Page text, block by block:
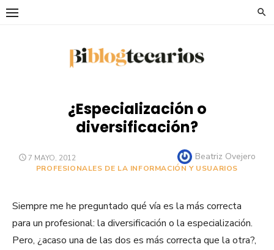
Saltar
¿Especialización o
diversificación?
PUBLICADO
7 MAYO, 2012 Autor
Beatriz Ovejero
PROFESIONALES DE LA INFORMACIÓN Y USUARIOS
Siempre me he preguntado qué vía es la más correcta
para un profesional: la diversificación o la especialización.
Pero, ¿acaso una de las dos es más correcta que la otra?,